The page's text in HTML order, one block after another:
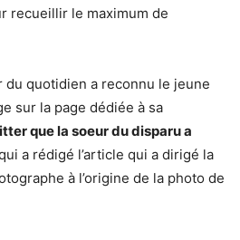
recueillir le maximum de
du quotidien a reconnu le jeune
sur la page dédiée à sa
que la soeur du disparu a
a rédigé l’article qui a dirigé la
à l’origine de la photo de